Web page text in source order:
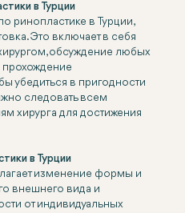
в Турции
ринопластике в Турции,
Это включает в себя
обсуждение любых
прохождение
убедиться в пригодности
следовать всем
хирурга для достижения
в Турции
изменение формы и
внешнего вида и
от индивидуальных